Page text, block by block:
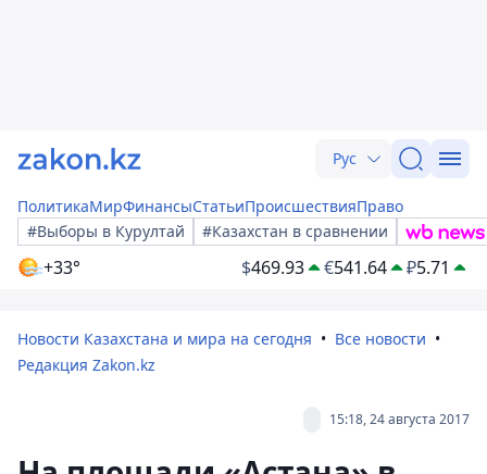
Рус
ПолитикаМирФинансыСтатьиПроисшествияПраво
#Выборы в Курултай
#Казахстан в сравнении
+33° $469.93 €541.64 ₽5.71
Новости Казахстана и мира на сегодня
Все новости
Редакция Zakon.kz
15:18, 24 августа 2017